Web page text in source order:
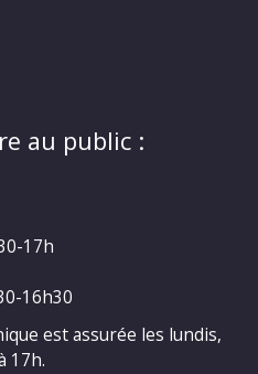
au public :
17h
16h30
est assurée les lundis,
17h.